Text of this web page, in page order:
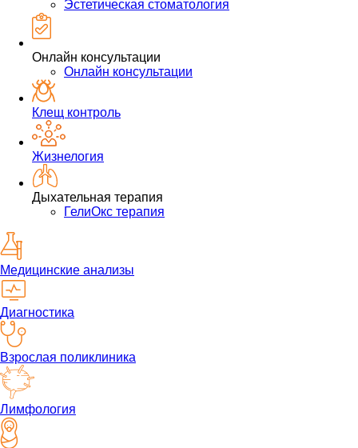
Эстетическая стоматология
Онлайн консультации
Онлайн консультации
Клещ контроль
Жизнелогия
Дыхательная терапия
ГелиОкс терапия
Медицинские анализы
Диагностика
Взрослая поликлиника
Лимфология